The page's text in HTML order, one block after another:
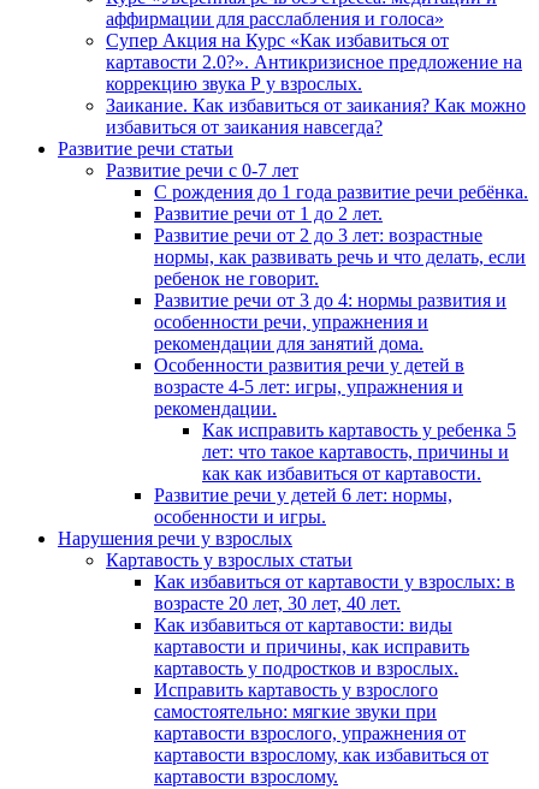
аффирмации для расслабления и голоса»
Супер Акция на Курс «Как избавиться от
картавости 2.0?». Антикризисное предложение на
коррекцию звука Р у взрослых.
Заикание. Как избавиться от заикания? Как можно
избавиться от заикания навсегда?
Развитие речи статьи
Развитие речи с 0-7 лет
С рождения до 1 года развитие речи ребёнка.
Развитие речи от 1 до 2 лет.
Развитие речи от 2 до 3 лет: возрастные
нормы, как развивать речь и что делать, если
ребенок не говорит.
Развитие речи от 3 до 4: нормы развития и
особенности речи, упражнения и
рекомендации для занятий дома.
Особенности развития речи у детей в
возрасте 4-5 лет: игры, упражнения и
рекомендации.
Как исправить картавость у ребенка 5
лет: что такое картавость, причины и
как как избавиться от картавости.
Развитие речи у детей 6 лет: нормы,
особенности и игры.
Нарушения речи у взрослых
Картавость у взрослых статьи
Как избавиться от картавости у взрослых: в
возрасте 20 лет, 30 лет, 40 лет.
Как избавиться от картавости: виды
картавости и причины, как исправить
картавость у подростков и взрослых.
Исправить картавость у взрослого
самостоятельно: мягкие звуки при
картавости взрослого, упражнения от
картавости взрослому, как избавиться от
картавости взрослому.